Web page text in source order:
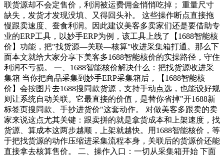
联货源却不会定售价，利润被运费佣金悄悄吃掉； 重量尺寸
缺失，发货才发现没填、又得回头补。 这些操作断点直接拖
慢跟卖速度、蚕食利润。因此建议美客多卖家们还是要借助专
业的ERP工具，以妙手ERP为例，该工具上线了【1688智能核
价】功能，把"找货源—关联—核算"收进采集箱打通。那么下
面本文就给大家分享下美客多1688智能核价的实操路径，守住
利润不亏损。 一、1688智能核价解决什么：把找货源收进采
集箱 当你把商品采集到妙手ERP采集箱后，【1688智能核
价】会按图片去1688搜同款货源，支持手动点选，也能设好规
则让系统自动关联。它最直接的价值，是替你省掉"开1688新
标签页搜同款、手抄进货价"这套动作。 对做美客多跟卖的卖
家来说这点尤其关键：跟卖拼的就是拿货成本和上架速度，找
货源、算成本这两步越顺，上架就越快。用1688智能核价，等
于把找货源的动作压缩进采集流程本身，关联后的货源价还能
直接拿去核算售价。 二、操作入口：一切从采集箱开始 下面